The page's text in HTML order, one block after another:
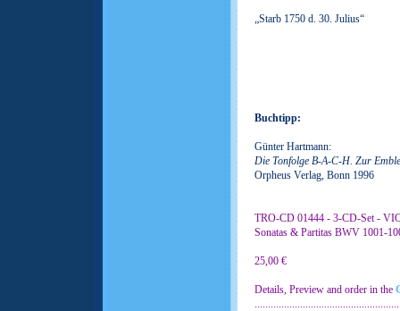
„Starb 1750 d. 30. Julius“
Buchtipp:
Günter Hartmann:
Die Tonfolge B-A-C-H. Zur
Orpheus Verlag, Bonn 1996
TRO-CD 01444 - 3-CD-Set -
Sonatas & Partitas BWV 1001-
25,00 €
Details, Preview and order in the